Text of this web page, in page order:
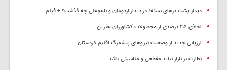
دیدار پشت درهای بسته؛ در دیدار اردوغان و باغچه‌لی چه گذشت؟ + فیلم
اخاذی ۳۵ درصدی از محصولات کشاورزان عفرین
ارزیابی جدید از وضعیت نیروهای پیشمرگ اقلیم کردستان
نظارت بر بازار نباید مقطعی و مناسبتی باشد